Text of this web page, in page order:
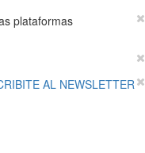
plataformas
AL NEWSLETTER